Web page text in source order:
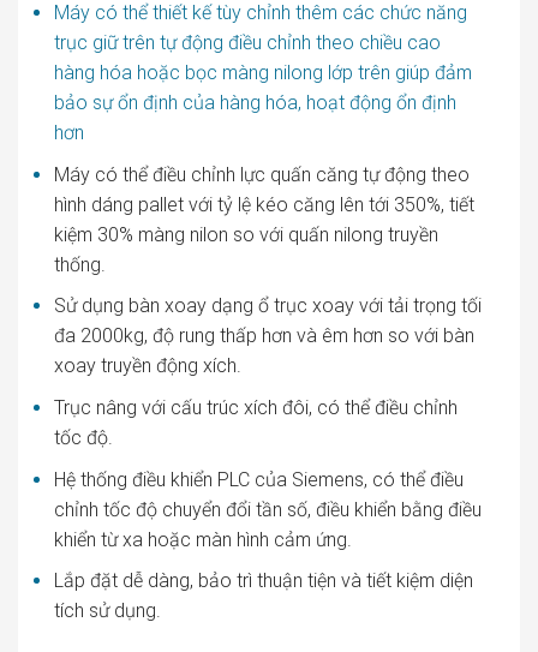
Máy có thể thiết kế tùy chỉnh thêm các chức năng
trục giữ trên tự động điều chỉnh theo chiều cao
hàng hóa hoặc bọc màng nilong lớp trên giúp đảm
bảo sự ổn định của hàng hóa, hoạt động ổn định
hơn
Máy có thể điều chỉnh lực quấn căng tự động theo
hình dáng pallet với tỷ lệ kéo căng lên tới 350%, tiết
kiệm 30% màng nilon so với quấn nilong truyền
thống.
Sử dụng bàn xoay dạng ổ trục xoay với tải trọng tối
đa 2000kg, độ rung thấp hơn và êm hơn so với bàn
xoay truyền động xích.
Trục nâng với cấu trúc xích đôi, có thể điều chỉnh
tốc độ.
Hệ thống điều khiển PLC của Siemens, có thể điều
chỉnh tốc độ chuyển đổi tần số, điều khiển bằng điều
khiển từ xa hoặc màn hình cảm ứng.
Lắp đặt dễ dàng, bảo trì thuận tiện và tiết kiệm diện
tích sử dụng.